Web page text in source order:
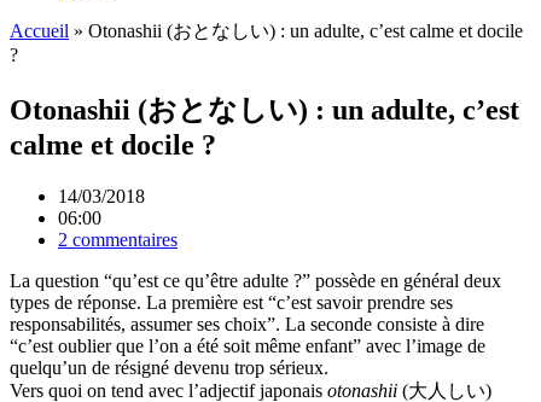
Accueil » Otonashii (おとなしい) : un adulte, c’est calme et docile
?
Otonashii (おとなしい) : un adulte, c’est
calme et docile ?
14/03/2018
06:00
2 commentaires
La question “qu’est ce qu’être adulte ?” possède en général deux
types de réponse. La première est “c’est savoir prendre ses
responsabilités, assumer ses choix”. La seconde consiste à dire
“c’est oublier que l’on a été soit même enfant” avec l’image de
quelqu’un de résigné devenu trop sérieux.
Vers quoi on tend avec l’adjectif japonais otonashii (大人しい)